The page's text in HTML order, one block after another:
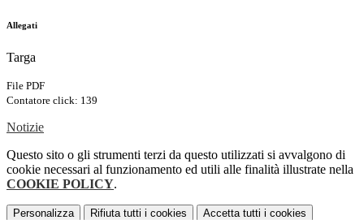
Allegati
Targa
File PDF
Contatore click: 139
Notizie
Questo sito o gli strumenti terzi da questo utilizzati si avvalgono di
cookie necessari al funzionamento ed utili alle finalità illustrate nella
COOKIE POLICY.
Personalizza Rifiuta tutti i cookies Accetta tutti i cookies